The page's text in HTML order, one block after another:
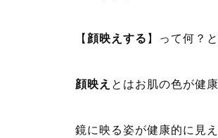
【 顔映えする 】って何？
顔映え とはお肌の色が健
鏡に映る姿が健康的に見